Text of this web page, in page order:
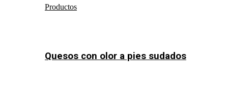
Productos
Quesos con olor a pies sudados